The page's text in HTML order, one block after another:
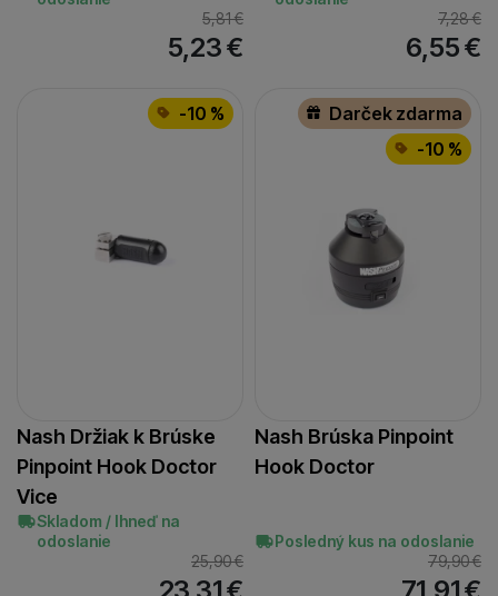
5,81€
5,23€
7,28€
6,55€
-10 %
Nash Držiak k Brúske
Pinpoint Hook Doctor
Vice
Skladom / Ihneď na
odoslanie
25,90€
Darček zdarma
-10 %
Nash Brúska Pinpoint
Hook Doctor
Posledný kus na odoslanie
79,90€